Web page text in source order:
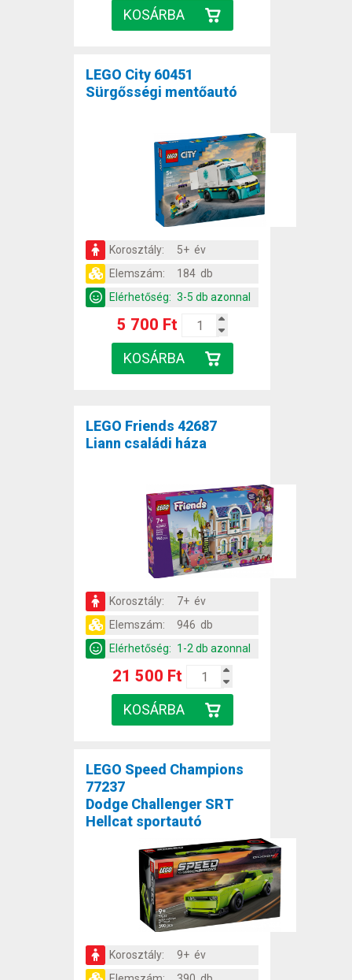
LEGO City 60451
Sürgősségi mentőautó
Korosztály:
5+ év
Elemszám:
184 db
Elérhetőség: 3-5 db azonnal
5 700 Ft
LEGO Friends 42687
Liann családi háza
Korosztály:
7+ év
Elemszám:
946 db
Elérhetőség: 1-2 db azonnal
21 500 Ft
LEGO Speed Champions
77237
Dodge Challenger SRT
Hellcat sportautó
Korosztály:
9+ év